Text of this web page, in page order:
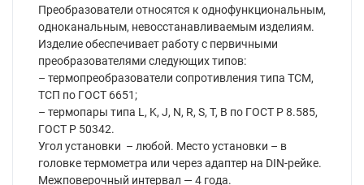
Преобразователи относятся к однофункциональным,
одноканальным, невосстанавливаемым изделиям.
Изделие обеспечивает работу с первичными
преобразователями следующих типов:
– термопреобразователи сопротивления типа ТСМ,
ТСП по ГОСТ 6651;
– термопары типа L, K, J, N, R, S, T, B по ГОСТ Р 8.585,
ГОСТ Р 50342.
Угол установки – любой. Место установки – в
головке термометра или через адаптер на DIN-рейке.
Межповерочный интервал — 4 года.